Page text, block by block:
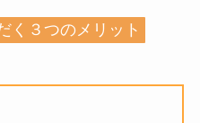
く３つのメリット